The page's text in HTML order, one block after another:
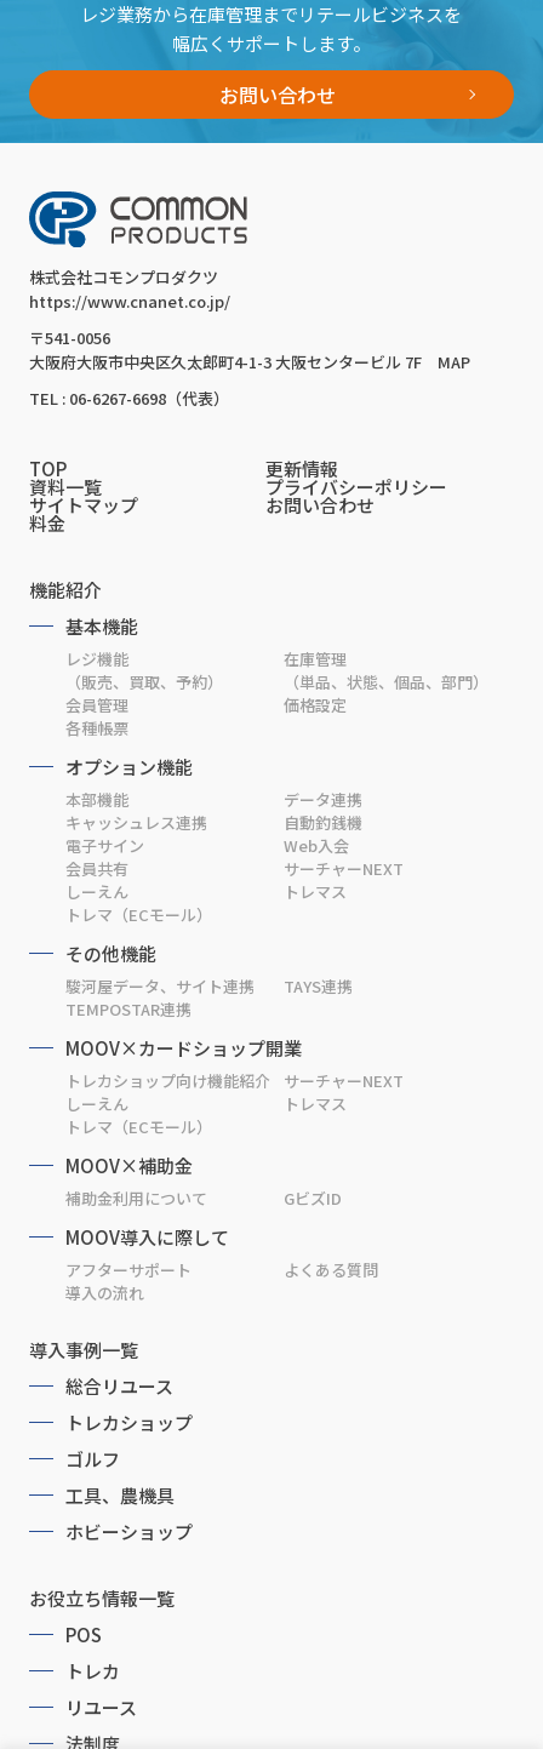
レジ業務から在庫管理までリテールビジネスを
幅広くサポートします。
お問い合わせ
株式会社コモンプロダクツ
https://www.cnanet.co.jp/
〒541-0056
大阪府大阪市中央区久太郎町4-1-3 大阪センタービル 7F
MAP
TEL : 06-6267-6698（代表）
TOP 更新情報
資料一覧 プライバシーポリシー
サイトマップ お問い合わせ
料金
機能紹介
基本機能
レジ機能
（販売、買取、予約）
在庫管理
（単品、状態、個品、部門）
会員管理
価格設定
各種帳票
オプション機能
本部機能
データ連携
キャッシュレス連携
自動釣銭機
電子サイン
Web入会
会員共有
サーチャーNEXT
しーえん
トレマス
トレマ（ECモール）
その他機能
駿河屋データ、サイト連携
TAYS連携
TEMPOSTAR連携
MOOV×カードショップ開業
トレカショップ向け機能紹介
サーチャーNEXT
しーえん
トレマス
トレマ（ECモール）
MOOV×補助金
補助金利用について GビズID
MOOV導入に際して
アフターサポート
よくある質問
導入の流れ
導入事例一覧
総合リユース
トレカショップ
ゴルフ
工具、農機具
ホビーショップ
お役立ち情報一覧
POS
トレカ
リユース
法制度